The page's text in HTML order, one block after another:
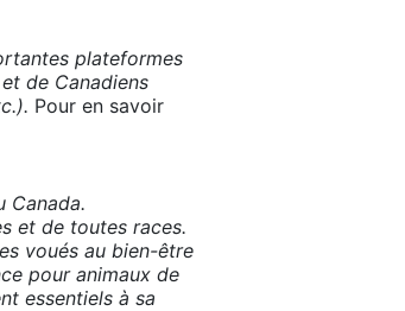
plateformes
de Canadiens
Pour en savoir
Canada.
et de toutes races.
voués au bien-être
pour animaux de
essentiels à sa